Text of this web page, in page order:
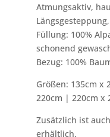
Atmungsaktiv,
Füllung: 100%
schonend
Bezug: 100%
Größen: 135cm x
220cm | 220cm x
Zusätzlich ist
erhältlich.